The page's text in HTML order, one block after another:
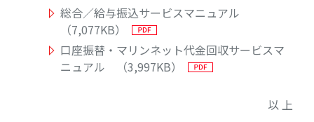
総合／給与振込サービスマニュアル
（7,077KB）
口座振替・マリンネット代金回収サービスマ
ニュアル （3,997KB）
以 上